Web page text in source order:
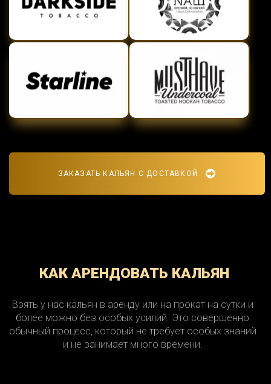
ЗАКАЗАТЬ КАЛЬЯН С ДОСТАВКОЙ
КАК АРЕНДОВАТЬ КАЛЬЯН
Взять у нас кальян в аренду или на прокат на сутки и
более можно без особых усилий. Это совершенно
обычный процесс, который не требует особых знаний
и не занимает много времени.